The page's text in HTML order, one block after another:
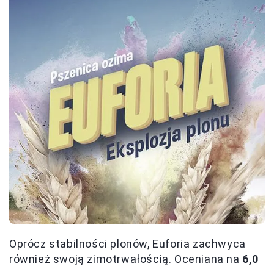
Oprócz stabilności plonów, Euforia zachwyca
również swoją zimotrwałością. Oceniana na 6,0